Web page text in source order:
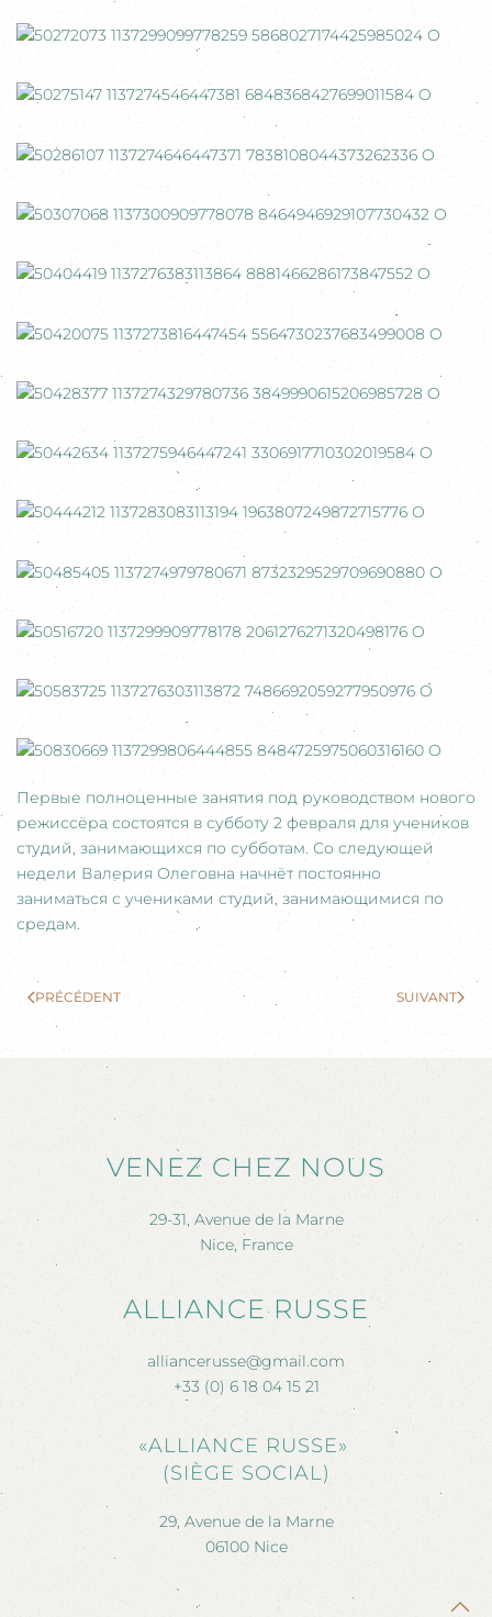
Первые полноценные занятия под руководством нового
режиссёра состоятся в субботу 2 февраля для учеников
студий, занимающихся по субботам. Со следующей
недели Валерия Олеговна начнёт постоянно
заниматься с учениками студий, занимающимися по
средам.
PRÉCÉDENT SUIVANT
VENEZ CHEZ NOUS
29-31, Avenue de la Marne
Nice, France
ALLIANCE RUSSE
alliancerusse@gmail.com
+33 (0) 6 18 04 15 21
«ALLIANCE RUSSE»
(SIÈGE SOCIAL)
29, Avenue de la Marne
06100 Nice